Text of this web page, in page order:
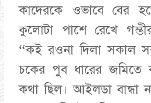
​কাদেরকে ওভাবে বের
কুলোটা পাশে রেখে
“কই রওনা দিলা সকাল
চকের পুব ধারের জমিতে
কথা ছিল। আইলডা বান্ধা